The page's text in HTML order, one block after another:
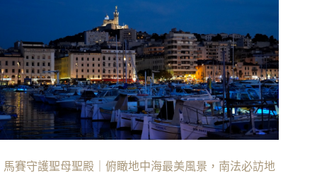
馬賽守護聖母聖殿｜俯瞰地中海最美風景，南法必訪地